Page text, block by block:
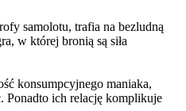
samolotu, trafia na bezludną
w której bronią są siła
konsumpcyjnego maniaka,
Ponadto ich relację komplikuje